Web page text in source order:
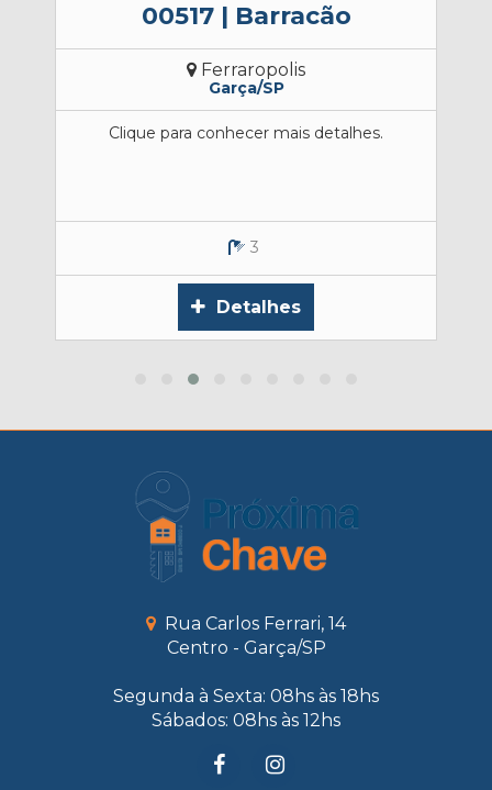
00517 | Barracão
Ferraropolis
Garça/SP
Clique para conhecer mais detalhes.
3
Detalhes
Rua Carlos Ferrari, 14
Centro - Garça/SP
Segunda à Sexta: 08hs às 18hs
Sábados: 08hs às 12hs